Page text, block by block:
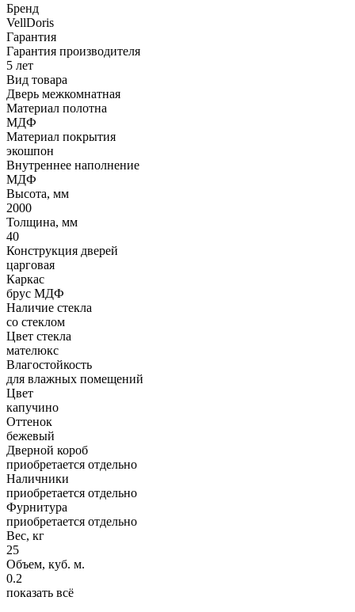
Бренд
VellDoris
Гарантия
Гарантия производителя
5 лет
Вид товара
Дверь межкомнатная
Материал полотна
МДФ
Материал покрытия
экошпон
Внутреннее наполнение
МДФ
Высота, мм
2000
Толщина, мм
40
Конструкция дверей
царговая
Каркас
брус МДФ
Наличие стекла
со стеклом
Цвет стекла
мателюкс
Влагостойкость
для влажных помещений
Цвет
капучино
Оттенок
бежевый
Дверной короб
приобретается отдельно
Наличники
приобретается отдельно
Фурнитура
приобретается отдельно
Вес, кг
25
Объем, куб. м.
0.2
показать всё